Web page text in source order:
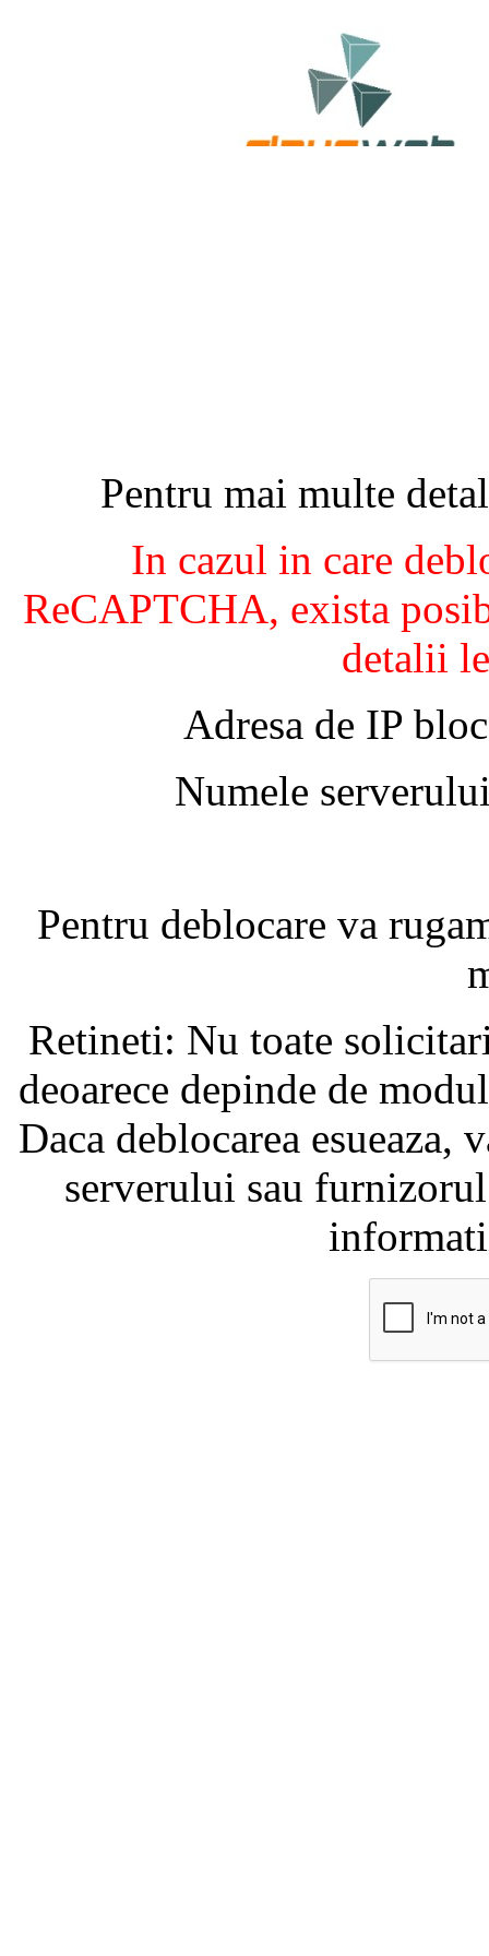
Pentru mai multe
In cazul in care
ReCAPTCHA, exista
detalii
Adresa de IP
Numele
Pentru deblocare va
Retineti: Nu toate
deoarece depinde de
Daca deblocarea
serverului sau